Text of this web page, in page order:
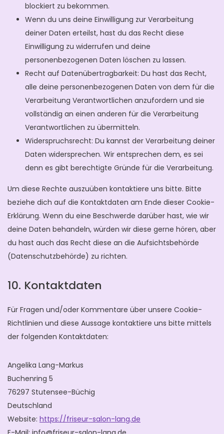
blockiert zu bekommen.
Wenn du uns deine Einwilligung zur Verarbeitung
deiner Daten erteilst, hast du das Recht diese
Einwilligung zu widerrufen und deine
personenbezogenen Daten löschen zu lassen.
Recht auf Datenübertragbarkeit: Du hast das Recht,
alle deine personenbezogenen Daten von dem für die
Verarbeitung Verantwortlichen anzufordern und sie
vollständig an einen anderen für die Verarbeitung
Verantwortlichen zu übermitteln.
Widerspruchsrecht: Du kannst der Verarbeitung deiner
Daten widersprechen. Wir entsprechen dem, es sei
denn es gibt berechtigte Gründe für die Verarbeitung.
Um diese Rechte auszuüben kontaktiere uns bitte. Bitte
beziehe dich auf die Kontaktdaten am Ende dieser Cookie-
Erklärung. Wenn du eine Beschwerde darüber hast, wie wir
deine Daten behandeln, würden wir diese gerne hören, aber
du hast auch das Recht diese an die Aufsichtsbehörde
(Datenschutzbehörde) zu richten.
10. Kontaktdaten
Für Fragen und/oder Kommentare über unsere Cookie-
Richtlinien und diese Aussage kontaktiere uns bitte mittels
der folgenden Kontaktdaten:
Angelika Lang-Markus
Buchenring 5
76297 Stutensee-Büchig
Deutschland
Website: https://friseur-salon-lang.de